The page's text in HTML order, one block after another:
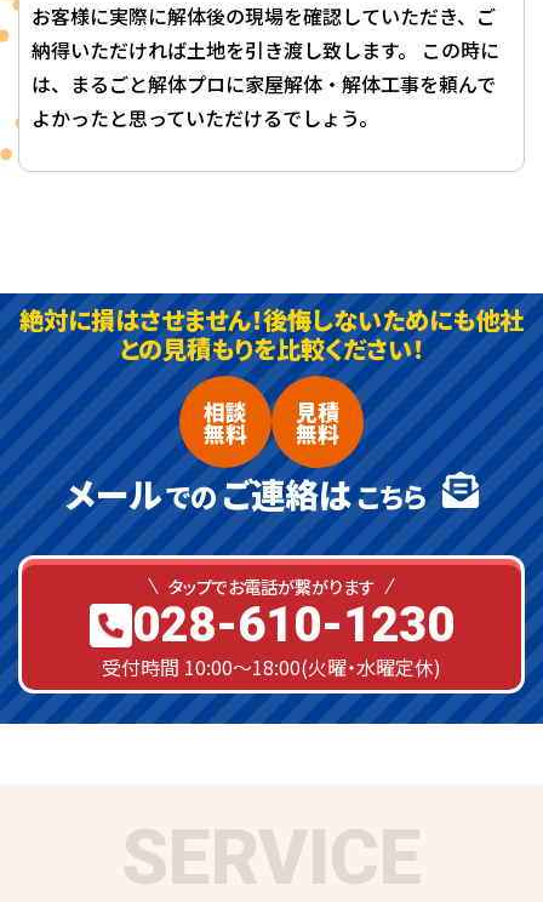
お客様に実際に解体後の現場を確認していただき、ご
納得いただければ土地を引き渡し致します。 この時に
は、まるごと解体プロに家屋解体・解体工事を頼んで
よかったと思っていただけるでしょう。
絶対に損はさせません！後悔しないためにも他社
との見積もりを比較ください！
相談
無料
見積
無料
メールでのご連絡はこちら
タップでお電話が繋がります
028-610-1230
受付時間 10:00～18:00(火曜・水曜定休)
SERVICE